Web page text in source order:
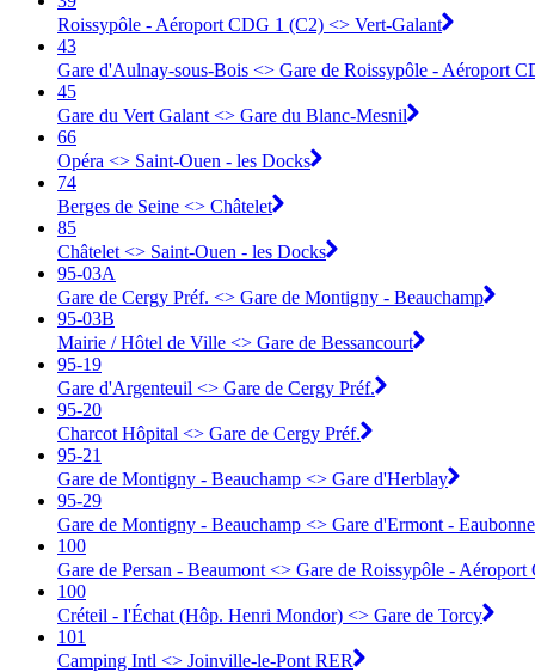
Roissypôle - Aéroport CDG 1 (C2) <> Vert-Galant
43
Gare d'Aulnay-sous-Bois <> Gare de Roissypôle - Aéroport
45
Gare du Vert Galant <> Gare du Blanc-Mesnil
66
Opéra <> Saint-Ouen - les Docks
74
Berges de Seine <> Châtelet
85
Châtelet <> Saint-Ouen - les Docks
95-03A
Gare de Cergy Préf. <> ︎Gare de Montigny - Beauchamp
95-03B
Mairie / Hôtel de Ville <> ︎Gare de Bessancourt
95-19
Gare d'Argenteuil <> ︎Gare de Cergy Préf.
95-20
Charcot Hôpital <> ︎Gare de Cergy Préf.
95-21
Gare de Montigny - Beauchamp <> ︎Gare d'Herblay
95-29
Gare de Montigny - Beauchamp <> ︎Gare d'Ermont - Eaubonne
100
Gare de Persan - Beaumont <> Gare de Roissypôle -
100
Créteil - l'Échat (Hôp. Henri Mondor) <> Gare de Torcy
101
Camping Intl <> Joinville-le-Pont RER